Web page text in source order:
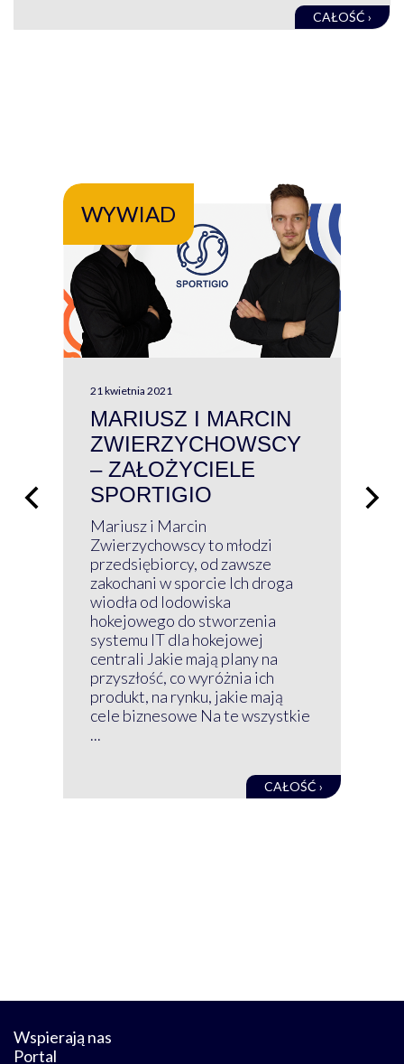
CAŁOŚĆ ›
WYWIAD
21 kwietnia 2021
MARIUSZ I MARCIN
ZWIERZYCHOWSCY
– ZAŁOŻYCIELE
SPORTIGIO
Mariusz i Marcin
Zwierzychowscy to młodzi
przedsiębiorcy, od zawsze
zakochani w sporcie Ich droga
wiodła od lodowiska
hokejowego do stworzenia
systemu IT dla hokejowej
centrali Jakie mają plany na
przyszłość, co wyróżnia ich
produkt, na rynku, jakie mają
cele biznesowe Na te wszystkie
...
CAŁOŚĆ ›
Wspierają nas
Portal